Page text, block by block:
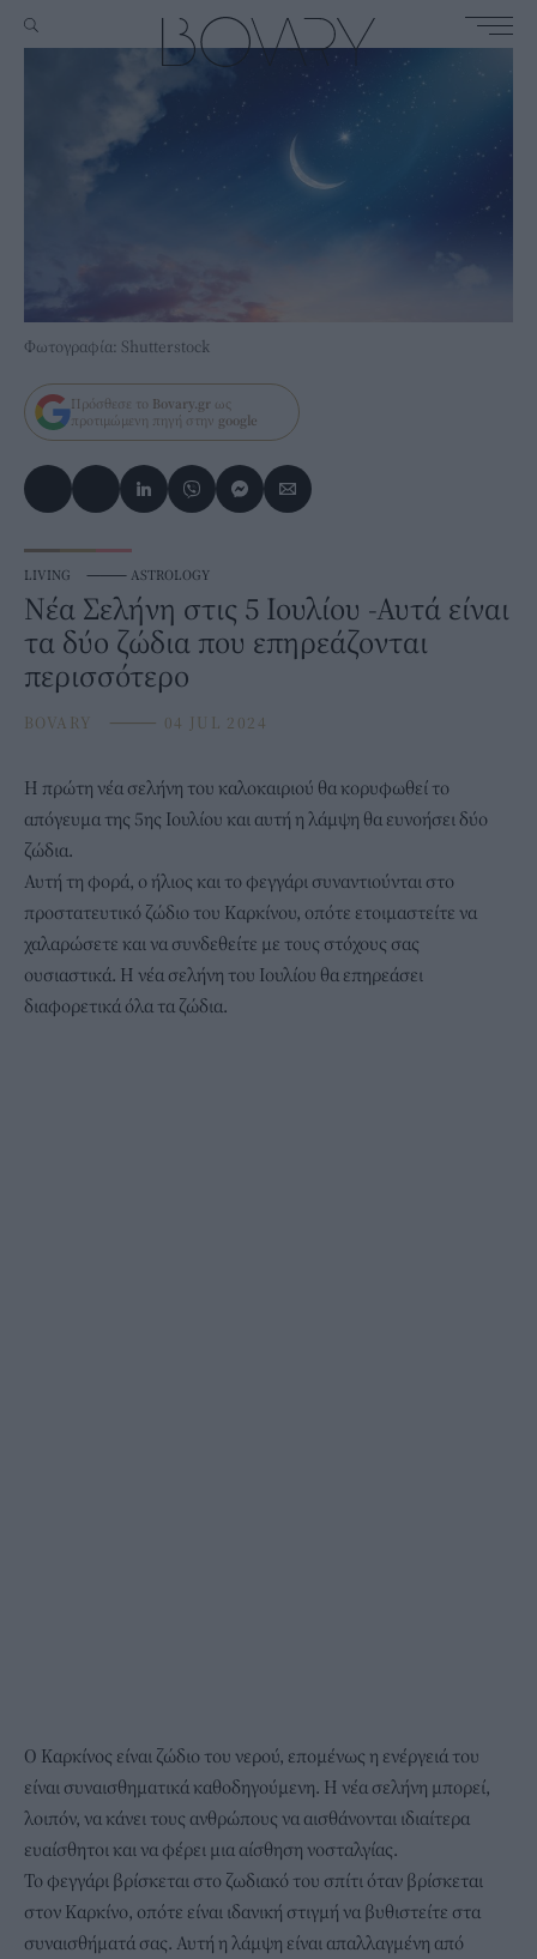
Φωτογραφία: Shutterstock
Πρόσθεσε το Bovary.gr ως
προτιμώμενη πηγή στην google
LIVING ⸻ ASTROLOGY
Νέα Σελήνη στις 5 Ιουλίου -Αυτά είναι
τα δύο ζώδια που επηρεάζονται
περισσότερο
BOVARY ⸻ 04 JUL 2024
Η πρώτη νέα σελήνη του καλοκαιριού θα κορυφωθεί το
απόγευμα της 5ης Ιουλίου και αυτή η λάμψη θα ευνοήσει δύο
ζώδια.
Αυτή τη φορά, ο ήλιος και το φεγγάρι συναντιούνται στο
προστατευτικό ζώδιο του Καρκίνου, οπότε ετοιμαστείτε να
χαλαρώσετε και να συνδεθείτε με τους στόχους σας
ουσιαστικά. Η νέα σελήνη του Ιουλίου θα επηρεάσει
διαφορετικά όλα τα ζώδια.
Ο Καρκίνος είναι ζώδιο του νερού, επομένως η ενέργειά του
είναι συναισθηματικά καθοδηγούμενη. Η νέα σελήνη μπορεί,
λοιπόν, να κάνει τους ανθρώπους να αισθάνονται ιδιαίτερα
ευαίσθητοι και να φέρει μια αίσθηση νοσταλγίας.
Το φεγγάρι βρίσκεται στο ζωδιακό του σπίτι όταν βρίσκεται
στον Καρκίνο, οπότε είναι ιδανική στιγμή να βυθιστείτε στα
συναισθήματά σας. Αυτή η λάμψη είναι απαλλαγμένη από